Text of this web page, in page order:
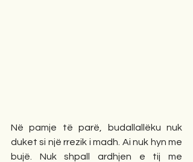
Në pamje të parë, budallallëku nuk
duket si një rrezik i madh. Ai nuk hyn me
bujë. Nuk shpall ardhjen e tij me